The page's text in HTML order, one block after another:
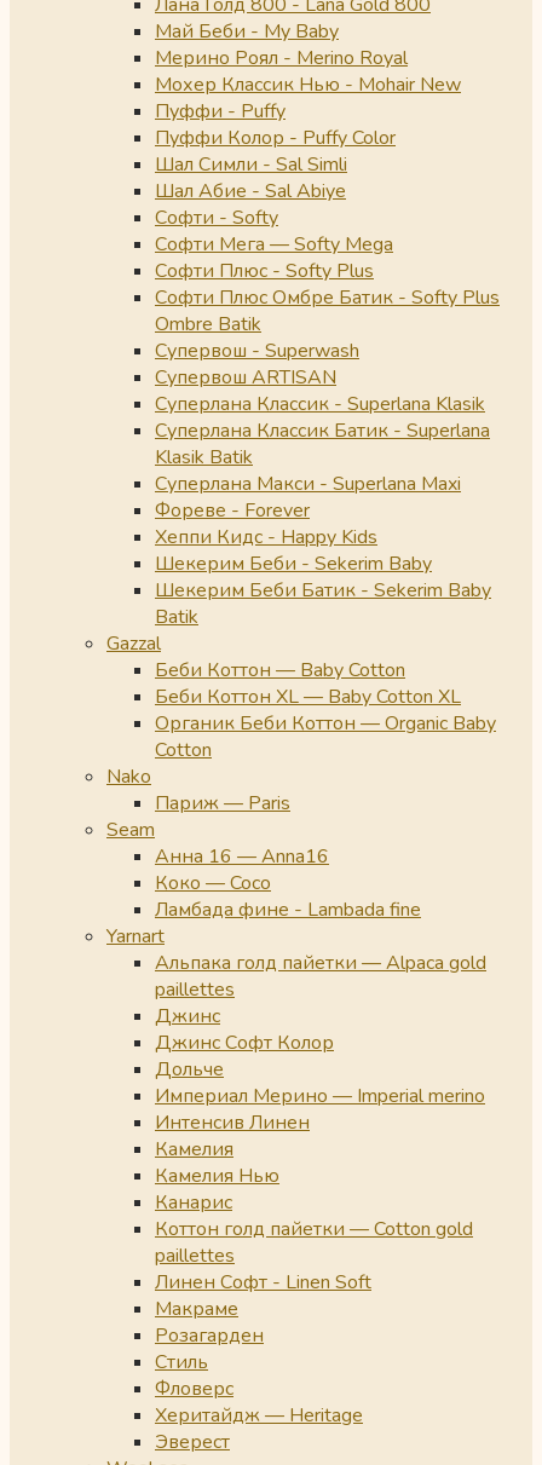
Май Беби - My Baby
Мерино Роял - Merino Royal
Мохер Классик Нью - Mohair New
Пуффи - Puffy
Пуффи Колор - Puffy Color
Шал Симли - Sal Simli
Шал Абие - Sal Abiye
Софти - Softy
Софти Мега — Softy Mega
Софти Плюс - Softy Plus
Софти Плюс Омбре Батик - Softy Plus
Ombre Batik
Супервош - Superwash
Супервош ARTISAN
Суперлана Классик - Superlana Klasik
Суперлана Классик Батик - Superlana
Klasik Batik
Суперлана Макси - Superlana Maxi
Фореве - Forever
Хеппи Кидс - Happy Kids
Шекерим Беби - Sekerim Baby
Шекерим Беби Батик - Sekerim Baby
Batik
Gazzal
Беби Коттон — Baby Cotton
Беби Коттон XL — Baby Cotton XL
Органик Беби Коттон — Organic Baby
Cotton
Nako
Париж — Paris
Seam
Анна 16 — Anna16
Коко — Coco
Ламбада фине - Lambada fine
Yarnart
Альпака голд пайетки — Alpaca gold
paillettes
Джинс
Джинс Софт Колор
Дольче
Империал Мерино — Imperial merino
Интенсив Линен
Камелия
Камелия Нью
Канарис
Коттон голд пайетки — Cotton gold
paillettes
Линен Софт - Linen Soft
Макраме
Розагарден
Стиль
Фловерс
Херитайдж — Heritage
Эверест